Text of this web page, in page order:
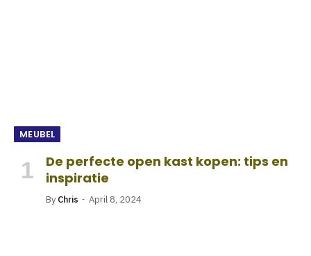
MEUBEL
De perfecte open kast kopen: tips en
inspiratie
By Chris April 8, 2024